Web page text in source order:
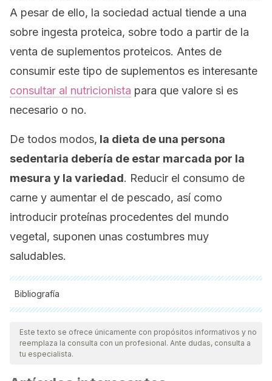
A pesar de ello, la sociedad actual tiende a una
sobre ingesta proteica, sobre todo a partir de la
venta de suplementos proteicos. Antes de
consumir este tipo de suplementos es interesante
consultar al nutricionista para que valore si es
necesario o no.
De todos modos, la dieta de una persona
sedentaria debería de estar marcada por la
mesura y la variedad. Reducir el consumo de
carne y aumentar el de pescado, así como
introducir proteínas procedentes del mundo
vegetal, suponen unas costumbres muy
saludables.
Bibliografía
Todas las fuentes citadas fueron revisadas a profundidad por
nuestro equipo, para asegurar su calidad, confiabilidad,
vigencia y validez.La bibliografía de este artículo fue
Este texto se ofrece únicamente con propósitos informativos y no
reemplaza la consulta con un profesional. Ante dudas, consulta a
tu especialista.